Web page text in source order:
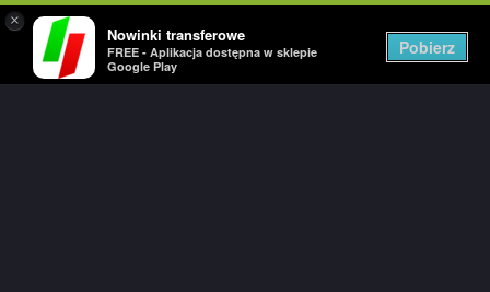
×
Nowinki transferowe
FREE - Aplikacja dostępna w sklepie
Google Play
Pobierz